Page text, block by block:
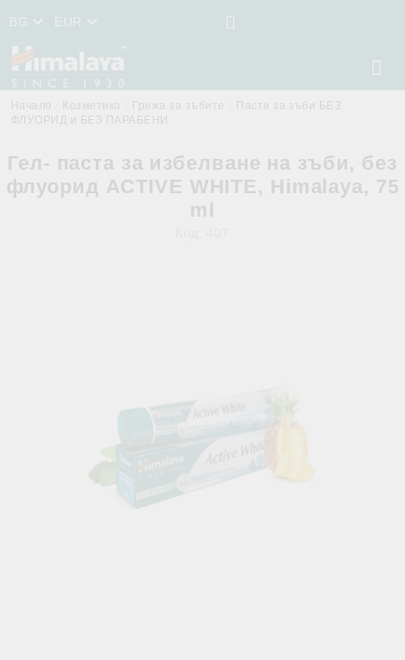
BG EUR
Начало Козметика Грижа за зъбите
Пасти за зъби БЕЗ
ФЛУОРИД и БЕЗ ПАРАБЕНИ
Гел- паста за избелване на зъби, без
флуорид ACTIVE WHITE, Himalaya, 75
ml